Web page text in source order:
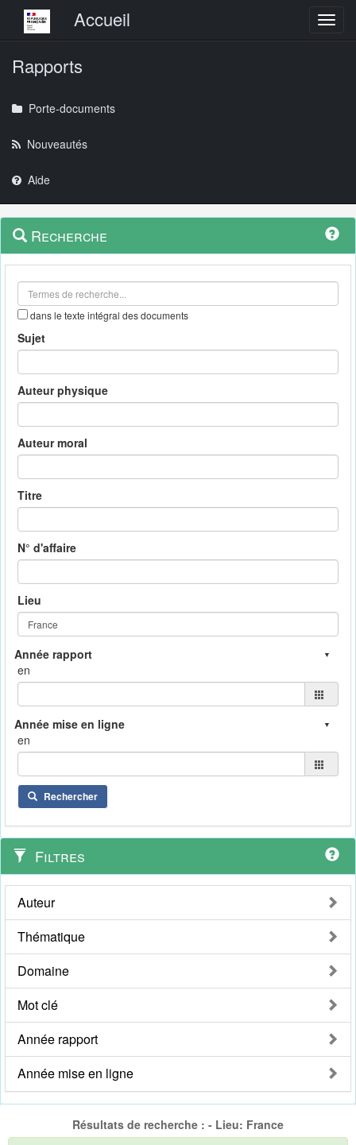
Menu principalAccueil
Rapports
Porte-documents
Nouveautés
Aide
Navigation
outils
Menu
contextuel
Recherche
dans le texte intégral des documents
Sujet
Auteur physique
Auteur moral
Titre
N° d'affaire
Lieu
en
en
Rechercher
Filtres
Auteur
Thématique
Domaine
Mot clé
Année rapport
Année mise en ligne
Résultats de recherche : - Lieu: France